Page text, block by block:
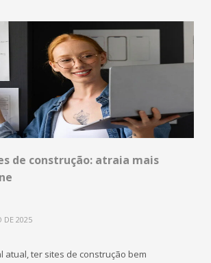
de construção: atraia mais
DE 2025
atual, ter sites de construção bem